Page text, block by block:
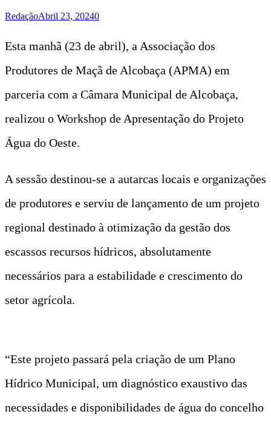
RedaçãoAbril 23, 20240
Esta manhã (23 de abril), a Associação dos
Produtores de Maçã de Alcobaça (APMA) em
parceria com a Câmara Municipal de Alcobaça,
realizou o Workshop de Apresentação do Projeto
Água do Oeste.
A sessão destinou-se a autarcas locais e organizações
de produtores e serviu de lançamento de um projeto
regional destinado à otimização da gestão dos
escassos recursos hídricos, absolutamente
necessários para a estabilidade e crescimento do
setor agrícola.
“Este projeto passará pela criação de um Plano
Hídrico Municipal, um diagnóstico exaustivo das
necessidades e disponibilidades de água do concelho